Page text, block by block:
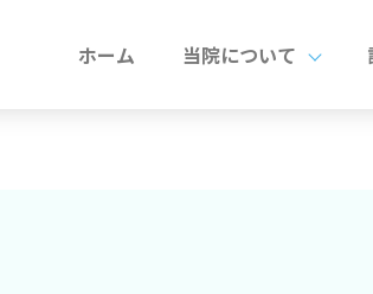
ホーム 当院について